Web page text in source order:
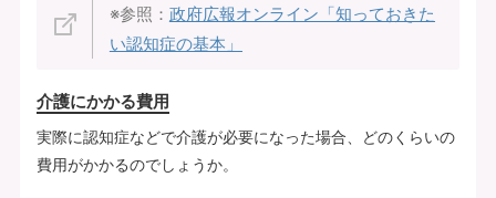
※参照： 政府広報オンライン「知っておきた
い認知症の基本」
介護にかかる費用
実際に認知症などで介護が必要になった場合、どのくらいの
費用がかかるのでしょうか。